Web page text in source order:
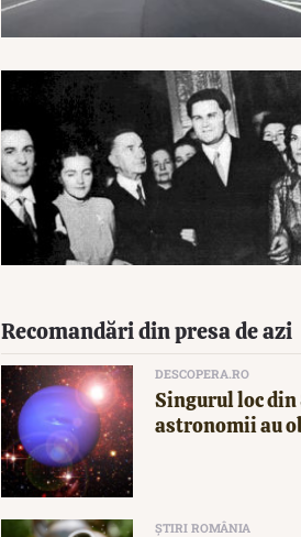
Recomandări din presa de azi
DESCOPERA.RO
Singurul loc
astronomii au
ȘTIRI ROMÂNIA